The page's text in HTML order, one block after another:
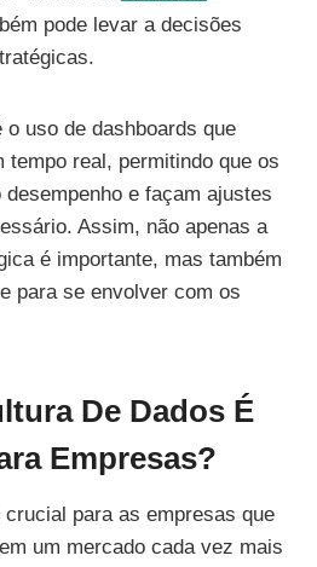
pode levar a decisões
uso de dashboards que
tempo real, permitindo que os
e façam ajustes
Assim, não apenas a
é importante, mas também
para se envolver com os
De Dados É
Empresas?
crucial para as empresas que
um mercado cada vez mais